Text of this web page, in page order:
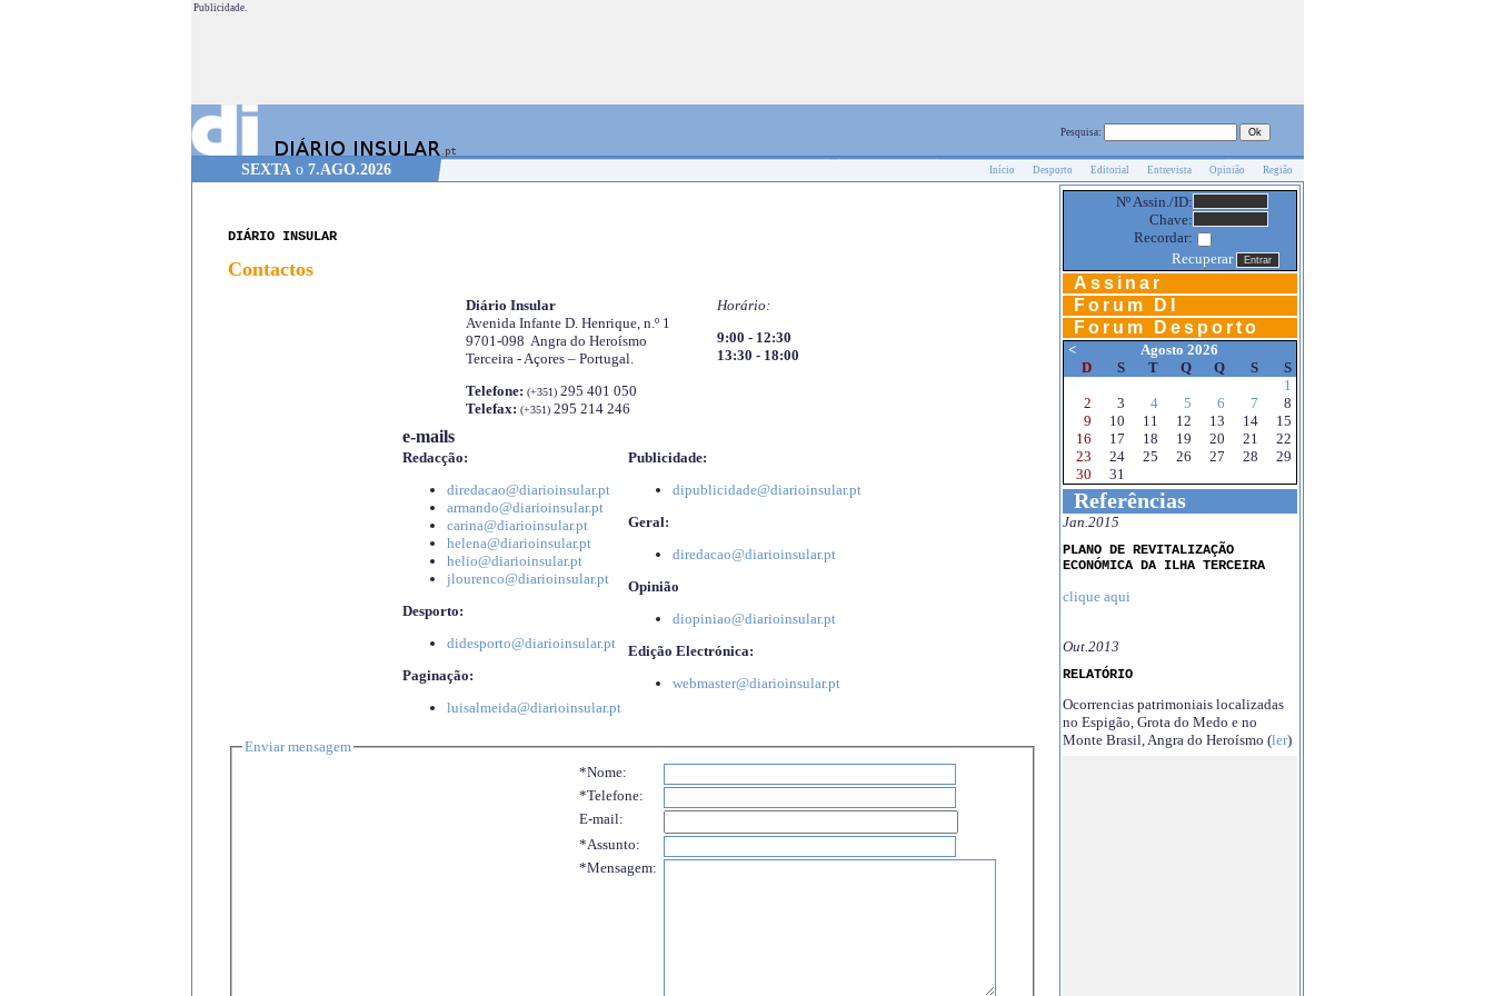
Publicidade.
Pesquisa:
SEXTAo 7.AGO.2026 Início Desporto Editorial Entrevista Opinião Região
DIÁRIO INSULAR
Contactos
Diário Insular
Avenida Infante D. Henrique, n.º 1
9701-098 Angra do Heroísmo
Terceira - Açores – Portugal.
Telefone: (+351)295 401 050
Telefax: (+351)295 214 246
Horário:
9:00 - 12:30
13:30 - 18:00
e-mails
Redacção:
diredacao@diarioinsular.pt
armando@diarioinsular.pt
carina@diarioinsular.pt
helena@diarioinsular.pt
helio@diarioinsular.pt
jlourenco@diarioinsular.pt
Desporto:
didesporto@diarioinsular.pt
Paginação:
luisalmeida@diarioinsular.pt
Publicidade:
dipublicidade@diarioinsular.pt
Geral:
diredacao@diarioinsular.pt
Opinião
diopiniao@diarioinsular.pt
Edição Electrónica:
webmaster@diarioinsular.pt
Enviar mensagem
*Nome:
*Telefone:
E-mail:
*Assunto:
*Mensagem:
Nº Assin./ID:
Chave:
Recordar:
Recuperar
Assinar
Forum DI
Forum Desporto
<
Agosto 2026
D
S T Q Q S
S
1
2
3 4 5 6 7
8
9
10 11 12 13 14
15
16
17 18 19 20 21
22
23
24 25 26 27 28
29
30
31
Referências
Jan.2015
PLANO DE REVITALIZAÇÃO
ECONÓMICA DA ILHA TERCEIRA
clique aqui
Out.2013
RELATÓRIO
Ocorrencias patrimoniais localizadas
no Espigão, Grota do Medo e no
Monte Brasil, Angra do Heroísmo (ler)